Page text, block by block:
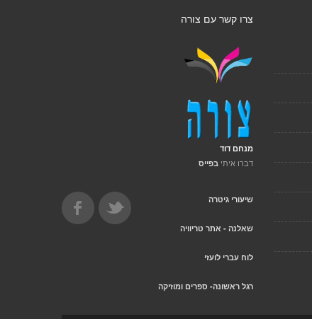
צרו קשר עם צורה
מנחם דוד
דברו איתי בפייס
שיעורי גיטרה
שאלנה - אתר טריוויה
לוח עברי לועזי
רגל ראשונה- ספרים ומוזיקה